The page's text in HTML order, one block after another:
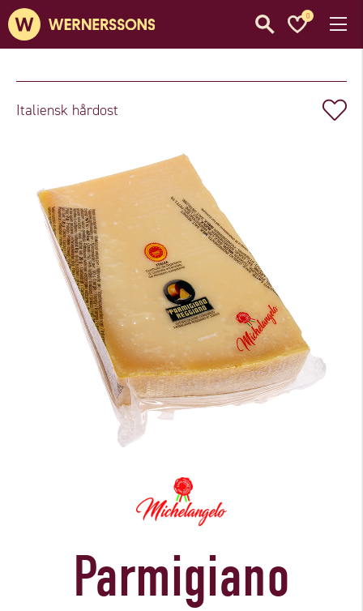
0
Italiensk hårdost
Parmigiano